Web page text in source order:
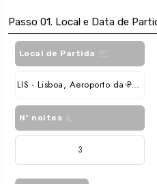
Passo 01. Local e Data de
Local de Partida
LIS - Lisboa, Aeroporto da Portela
Nº noites